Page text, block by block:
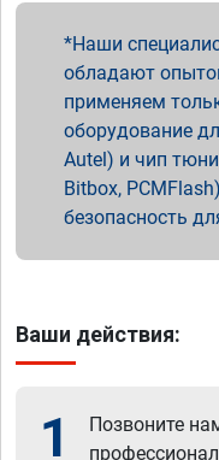
Наши
обладают
применяем
оборудование
Autel) и чип
Bitbox,
безопасность
Ваши действия:
1 Позвоните